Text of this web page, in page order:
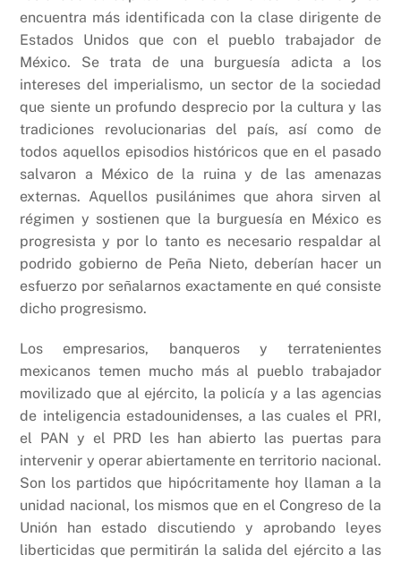
encuentra más identificada con la clase dirigente de
Estados Unidos que con el pueblo trabajador de
México. Se trata de una burguesía adicta a los
intereses del imperialismo, un sector de la sociedad
que siente un profundo desprecio por la cultura y las
tradiciones revolucionarias del país, así como de
todos aquellos episodios históricos que en el pasado
salvaron a México de la ruina y de las amenazas
externas. Aquellos pusilánimes que ahora sirven al
régimen y sostienen que la burguesía en México es
progresista y por lo tanto es necesario respaldar al
podrido gobierno de Peña Nieto, deberían hacer un
esfuerzo por señalarnos exactamente en qué consiste
dicho progresismo.
Los empresarios, banqueros y terratenientes
mexicanos temen mucho más al pueblo trabajador
movilizado que al ejército, la policía y a las agencias
de inteligencia estadounidenses, a las cuales el PRI,
el PAN y el PRD les han abierto las puertas para
intervenir y operar abiertamente en territorio nacional.
Son los partidos que hipócritamente hoy llaman a la
unidad nacional, los mismos que en el Congreso de la
Unión han estado discutiendo y aprobando leyes
liberticidas que permitirán la salida del ejército a las